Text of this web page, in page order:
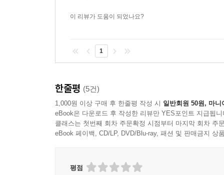
이 리뷰가 도움이 되었나요?
1
한줄평 (5건)
1,000원 이상 구매 후 한줄평 작성 시 일반회원 50원, 마니
eBook은 다운로드 후 작성한 리뷰만 YES포인트 지급됩니
클래스는 첫번째 회차 주문확정 시점부터 마지막 회차 주
eBook 페이백, CD/LP, DVD/Blu-ray, 패션 및 판매금지 상
평점